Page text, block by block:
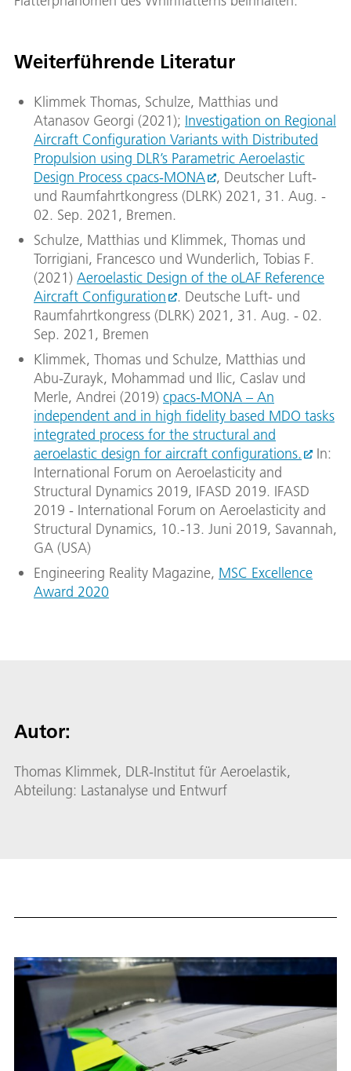
Weiterführende Literatur
Klimmek Thomas, Schulze, Matthias und
Atanasov Georgi (2021); Investigation on Regional
Aircraft Configuration Variants with Distributed
Propulsion using DLR’s Parametric Aeroelastic
Design Process cpacs-MONA
, Deutscher Luft-
und Raumfahrtkongress (DLRK) 2021, 31. Aug. -
02. Sep. 2021, Bremen.
Schulze, Matthias und Klimmek, Thomas und
Torrigiani, Francesco und Wunderlich, Tobias F.
(2021) Aeroelastic Design of the oLAF Reference
Aircraft Configuration
. Deutsche Luft- und
Raumfahrtkongress (DLRK) 2021, 31. Aug. - 02.
Sep. 2021, Bremen
Klimmek, Thomas und Schulze, Matthias und
Abu-Zurayk, Mohammad und Ilic, Caslav und
Merle, Andrei (2019) cpacs-MONA – An
independent and in high fidelity based MDO tasks
integrated process for the structural and
aeroelastic design for aircraft configurations.
In:
International Forum on Aeroelasticity and
Structural Dynamics 2019, IFASD 2019. IFASD
2019 - International Forum on Aeroelasticity and
Structural Dynamics, 10.-13. Juni 2019, Savannah,
GA (USA)
Engineering Reality Magazine, MSC Excellence
Award 2020
Autor:
Thomas Klimmek, DLR-Institut für Aeroelastik,
Abteilung: Lastanalyse und Entwurf